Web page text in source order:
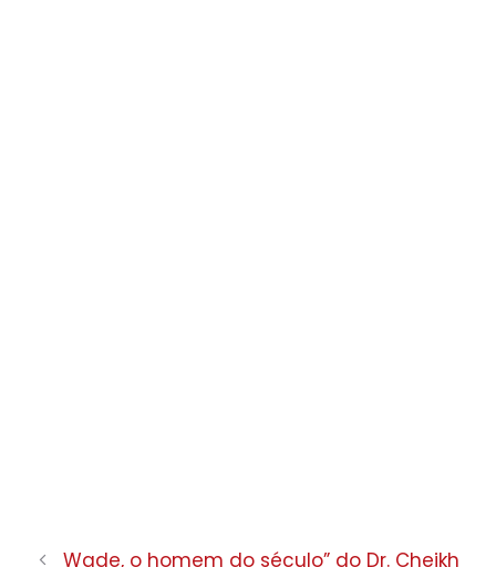
Wade, o homem do século” do Dr. Cheikh